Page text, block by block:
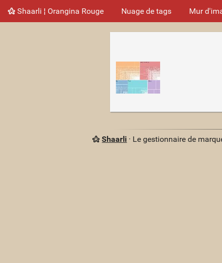
Shaarli ¦ Orangina Rouge Nuage de tags Mur
Shaarli · Le gestionnaire de